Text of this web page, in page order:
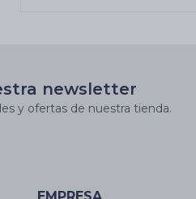
newsletter
y ofertas de nuestra tienda.